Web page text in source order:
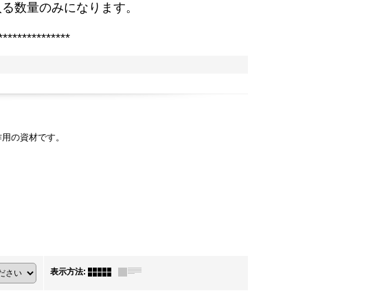
数量のみになります。
の資材です。
表示方法: